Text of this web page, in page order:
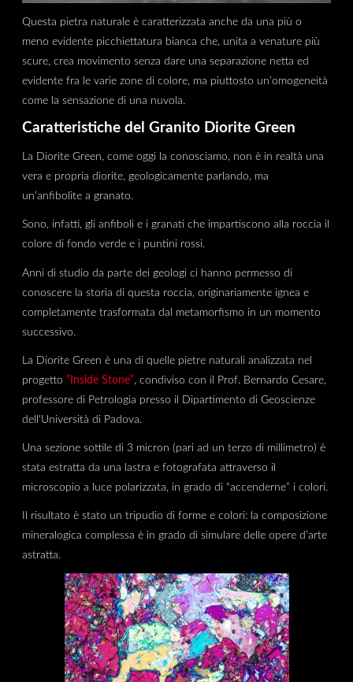
Questa pietra naturale è caratterizzata anche da una più o
meno evidente picchiettatura bianca che, unita a venature più
scure, crea movimento senza dare una separazione netta ed
evidente fra le varie zone di colore, ma piuttosto un’omogeneità
come la sensazione di una nuvola.
Caratteristiche del Granito Diorite Green
La Diorite Green, come oggi la conosciamo, non è in realtà una
vera e propria diorite, geologicamente parlando, ma
un’anfibolite a granato.
Sono, infatti, gli anfiboli e i granati che impartiscono alla roccia il
colore di fondo verde e i puntini rossi.
Anni di studio da parte dei geologi ci hanno permesso di
conoscere la storia di questa roccia, originariamente ignea e
completamente trasformata dal metamorfismo in un momento
successivo.
La Diorite Green è una di quelle pietre naturali analizzata nel
progetto “Inside Stone”, condiviso con il Prof. Bernardo Cesare,
professore di Petrologia presso il Dipartimento di Geoscienze
dell'Università di Padova.
Una sezione sottile di 3 micron (pari ad un terzo di millimetro) è
stata estratta da una lastra e fotografata attraverso il
microscopio a luce polarizzata, in grado di “accenderne” i colori.
Il risultato è stato un tripudio di forme e colori: la composizione
mineralogica complessa è in grado di simulare delle opere d’arte
astratta.